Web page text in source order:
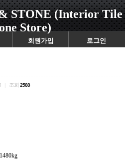
STONE (Interior Tile
Store)
회원가입 로그인
조회 2588